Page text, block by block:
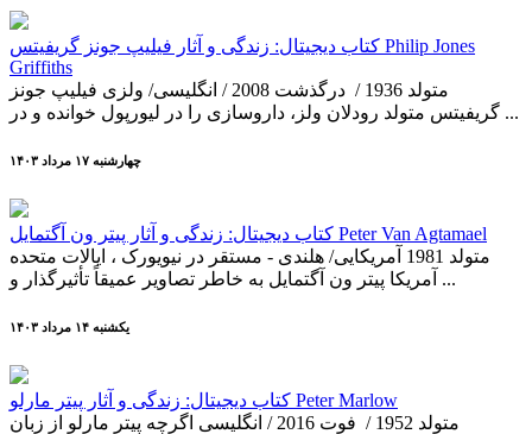
کتاب دیجیتال: زندگی و آثار فیلیپ جونز گریفیتس Philip Jones
Griffiths
متولد 1936 / درگذشت 2008 / انگلیسی/ ولزی فیلیپ جونز
گریفیتس متولد رودلان ولز، داروسازی را در لیورپول خوانده و در ...
چهارشنبه ۱۷ مرداد ۱۴۰۳
کتاب دیجیتال: زندگی و آثار پیتر ون آگتمایل Peter Van Agtamael
متولد 1981 آمریکایی/ هلندی - مستقر در نیویورک ، ایالات متحده
آمریکا پیتر ون آگتمایل به خاطر تصاویر عمیقاً تأثیرگذار و ...
يکشنبه ۱۴ مرداد ۱۴۰۳
کتاب دیجیتال: زندگی و آثار پیتر مارلو Peter Marlow
متولد 1952 / فوت 2016 / انگلیسی اگرچه پیتر مارلو از زبان